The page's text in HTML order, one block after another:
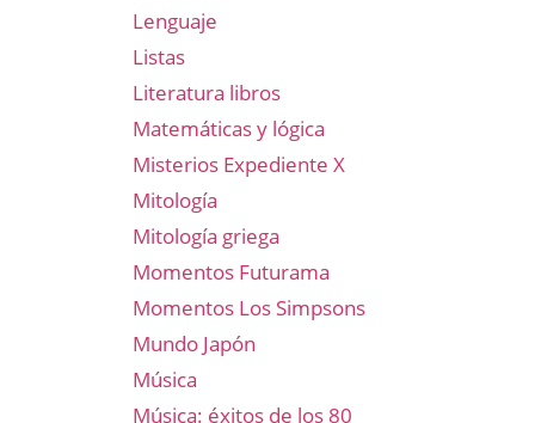
Lenguaje
Listas
Literatura libros
Matemáticas y lógica
Misterios Expediente X
Mitología
Mitología griega
Momentos Futurama
Momentos Los Simpsons
Mundo Japón
Música
Música: éxitos de los 80